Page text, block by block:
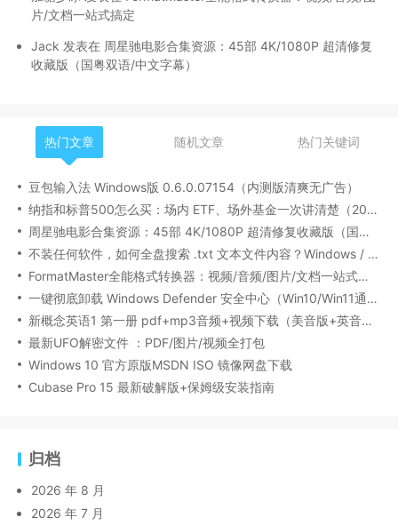
片/文档一站式搞定
Jack 发表在 周星驰电影合集资源：45部 4K/1080P 超清修复
收藏版（国粤双语/中文字幕）
热门文章 随机文章 热门关键词
豆包输入法 Windows版 0.6.0.07154（内测版清爽无广告）
纳指和标普500怎么买：场内 ETF、场外基金一次讲清楚（2026 最新版）
周星驰电影合集资源：45部 4K/1080P 超清修复收藏版（国粤双语/中文字幕）
不装任何软件，如何全盘搜索 .txt 文本文件内容？Windows / Linux / macOS 的命令行指南
FormatMaster全能格式转换器：视频/音频/图片/文档一站式搞定
一键彻底卸载 Windows Defender 安全中心（Win10/Win11通用）
新概念英语1 第一册 pdf+mp3音频+视频下载（美音版+英音版）
最新UFO解密文件 ：PDF/图片/视频全打包
Windows 10 官方原版MSDN ISO 镜像网盘下载
Cubase Pro 15 最新破解版+保姆级安装指南
归档
2026 年 8 月
2026 年 7 月